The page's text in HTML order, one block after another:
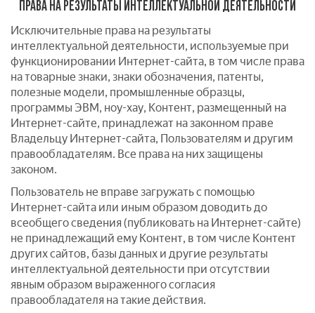
ПРАВА НА РЕЗУЛЬТАТЫ ИНТЕЛЛЕКТУАЛЬНОЙ ДЕЯТЕЛЬНОСТИ
Исключительные права на результаты
интеллектуальной деятельности, используемые при
функционировании Интернет-сайта, в том числе права
на товарные знаки, знаки обозначения, патенты,
полезные модели, промышленные образцы,
программы ЭВМ, ноу-хау, Контент, размещенный на
Интернет-сайте, принадлежат на законном праве
Владельцу Интернет-сайта, Пользователям и другим
правообладателям. Все права на них защищены
законом.
Пользователь не вправе загружать с помощью
Интернет-сайта или иным образом доводить до
всеобщего сведения (публиковать на Интернет-сайте)
не принадлежащий ему Контент, в том числе Контент
других сайтов, базы данных и другие результаты
интеллектуальной деятельности при отсутствии
явным образом выраженного согласия
правообладателя на такие действия.